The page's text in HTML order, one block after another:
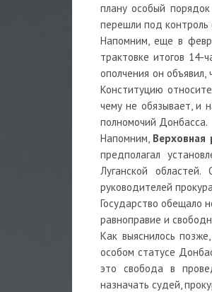
плану особый
перешли под контроль
Напомним, еще в
трактовке итогов 14-
ополчения он
Конституцию
чему не обязывает, и
полномочий Донбасса.
Напомним, Верховная
предполагал
Луганской областей.
руководителей
Государство обещало
равноправие и
Как выяснилось позже,
особом статусе
это свобода в
назначать судей,